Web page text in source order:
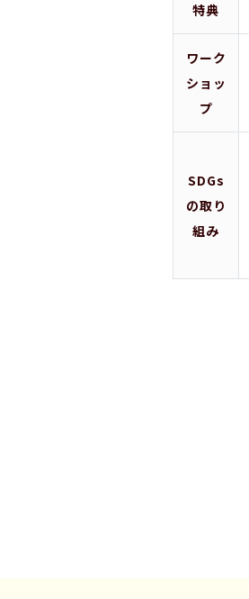
特典
ワーク
ショッ
プ
SDGs
の取り
組み